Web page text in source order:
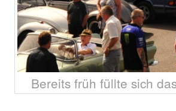
Bereits früh füllte sich